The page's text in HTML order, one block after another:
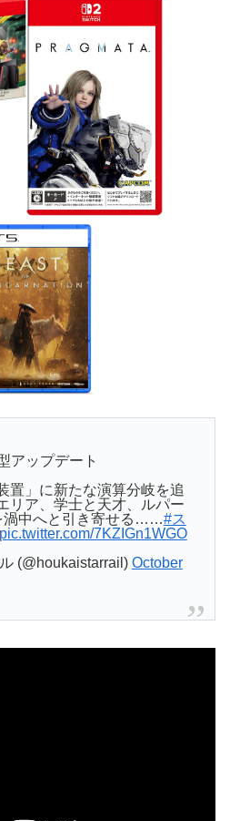
アップデート
置」に新たな演算分岐を追
リア、学士と天才、ルパー
渦中へと引き寄せる……#ス
pic.twitter.com/7KZIGn1WGO
(@houkaistarrail) October